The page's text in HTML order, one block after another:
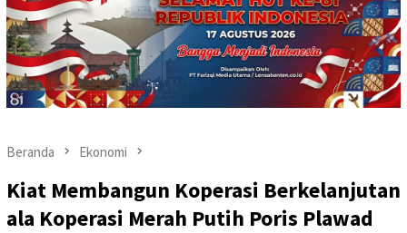
Beranda Ekonomi
Kiat Membangun Koperasi Berkelanjutan
ala Koperasi Merah Putih Poris Plawad